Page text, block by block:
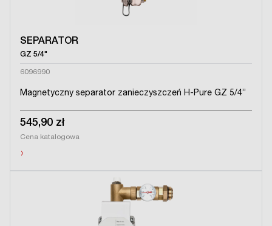
SEPARATOR
GZ 5/4"
6096990
Magnetyczny separator zanieczyszczeń H-Pure GZ 5/4”
545,90 zł
Cena katalogowa
›